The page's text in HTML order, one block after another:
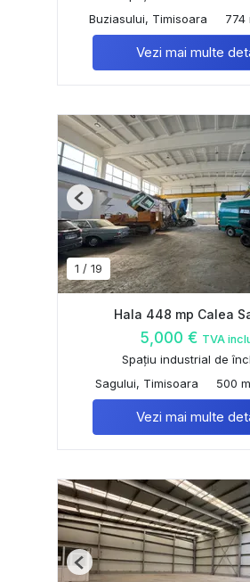
Buziasului, Timisoara
774
Vezi mai multe
1 / 19
Previous
Hala 448 mp Calea
5,000 € TVA
Spațiu industrial de
Sagului, Timisoara
500
Vezi mai multe
Previous